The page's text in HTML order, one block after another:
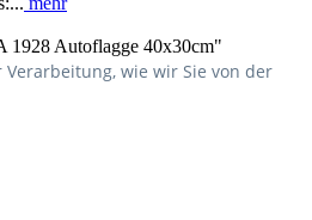
1928 Autoflagge 40x30cm"
wie wir Sie von der